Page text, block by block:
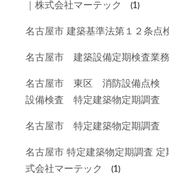
｜株式会社マーテック
(1)
名古屋市 建築基準法第１２条
名古屋市 建築設備定期検査業務
名古屋市 東区 消防設備点検
設備検査 特定建築物定期調査
名古屋市 特定建築物定期調査
名古屋市 特定建築物定期調査
式会社マーテック
(1)